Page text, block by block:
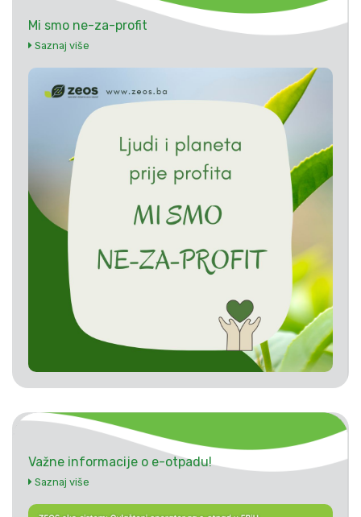
Mi smo ne-za-profit
Saznaj više
Važne informacije o e-otpadu!
Saznaj više